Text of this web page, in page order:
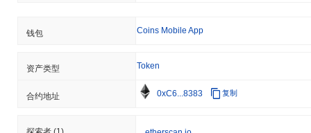
钱包 Coins Mobile App
资产类型 Token
合约地址 0xC6...8383 复制